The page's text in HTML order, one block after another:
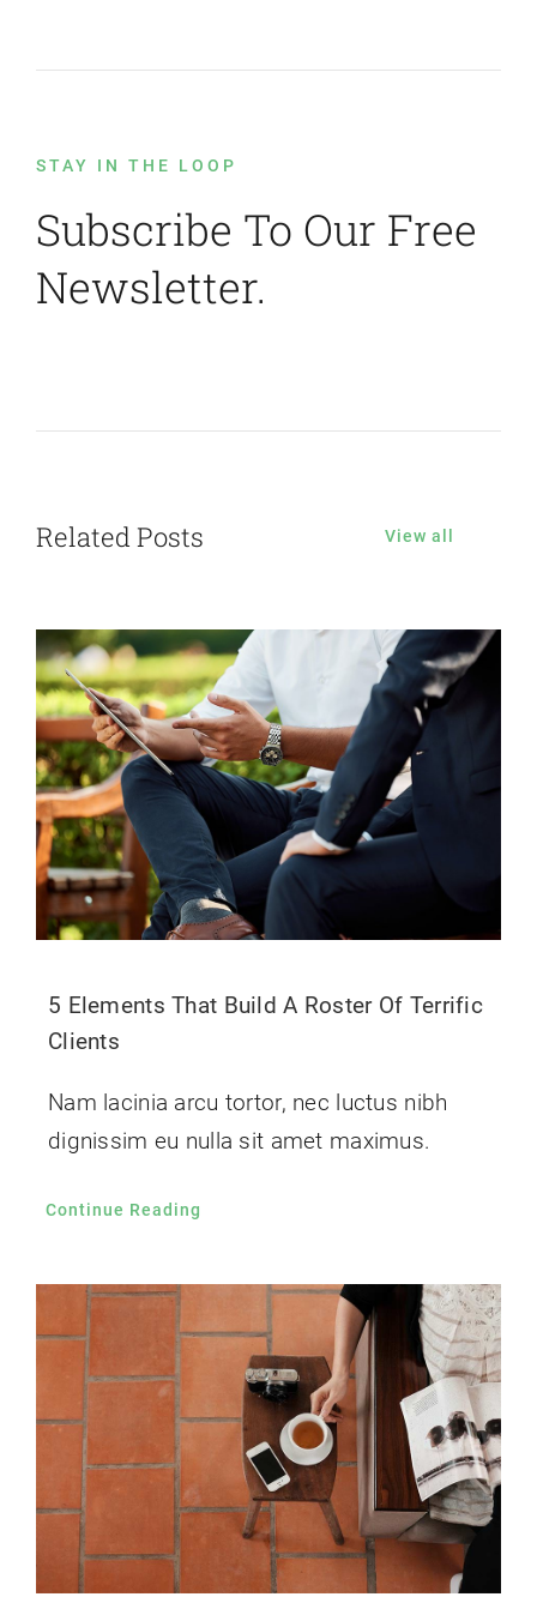
STAY IN THE LOOP
Subscribe To Our Free
Newsletter.
Related Posts View all
5 Elements That Build A Roster Of Terrific
Clients
Nam lacinia arcu tortor, nec luctus nibh
dignissim eu nulla sit amet maximus.
Continue Reading